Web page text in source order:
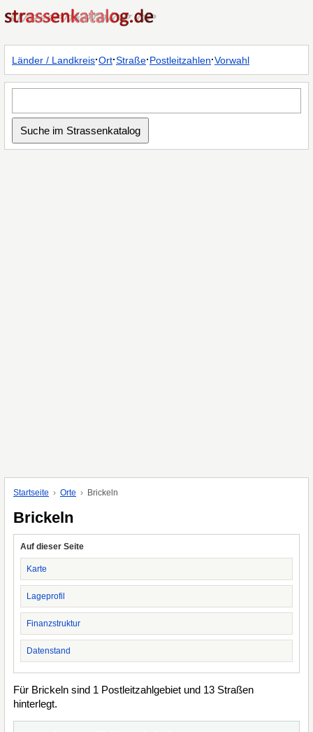
Länder / Landkreis·Ort·Straße·Postleitzahlen·Vorwahl
Startseite Orte Brickeln
Brickeln
Auf dieser Seite
Karte
Lageprofil
Finanzstruktur
Datenstand
Für Brickeln sind 1 Postleitzahlgebiet und 13 Straßen
hinterlegt.